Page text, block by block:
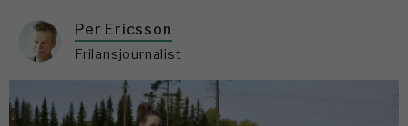
Per Ericsson
Frilansjournalist